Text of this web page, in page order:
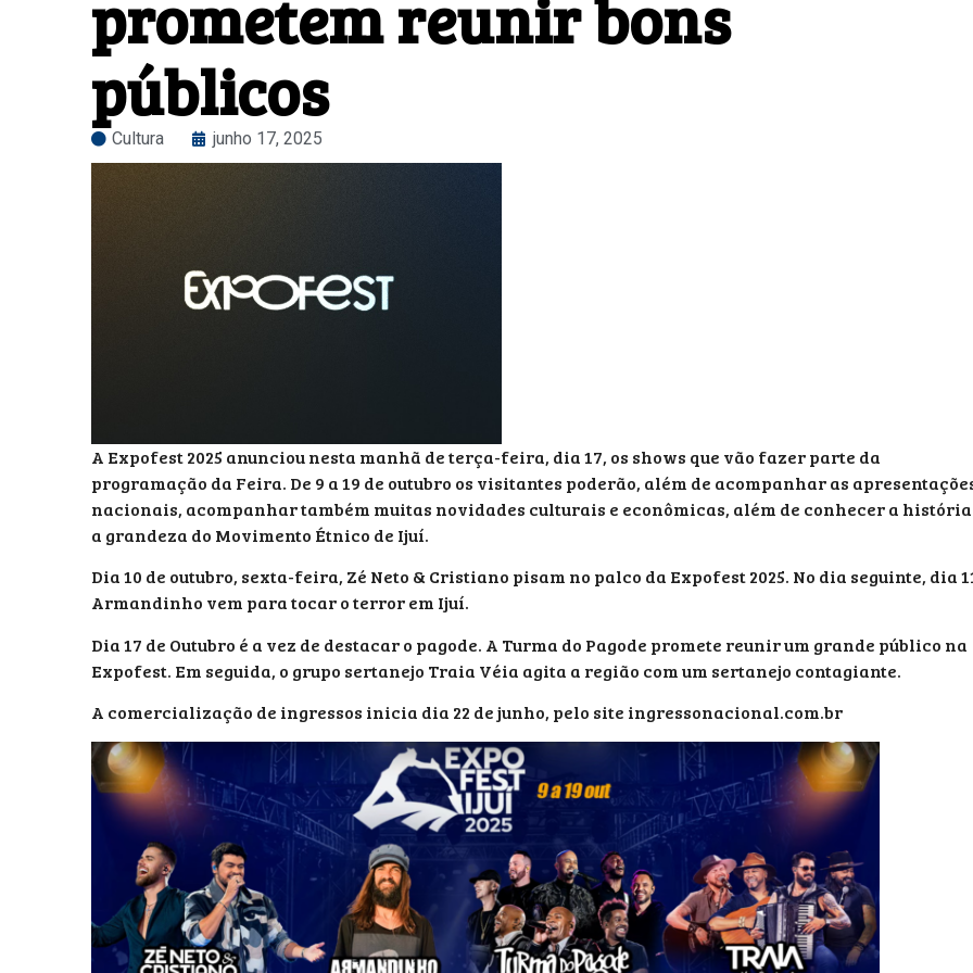
prometem reunir bons
públicos
Cultura junho 17, 2025
A Expofest 2025 anunciou nesta manhã de terça-feira, dia 17, os shows que vão fazer parte da
programação da Feira. De 9 a 19 de outubro os visitantes poderão, além de acompanhar as
nacionais, acompanhar também muitas novidades culturais e econômicas, além de conhecer a história
a grandeza do Movimento Étnico de Ijuí.
Dia 10 de outubro, sexta-feira, Zé Neto & Cristiano pisam no palco da Expofest 2025. No dia seguinte, dia
Armandinho vem para tocar o terror em Ijuí.
Dia 17 de Outubro é a vez de destacar o pagode. A Turma do Pagode promete reunir um grande público na
Expofest. Em seguida, o grupo sertanejo Traia Véia agita a região com um sertanejo contagiante.
A comercialização de ingressos inicia dia 22 de junho, pelo site ingressonacional.com.br